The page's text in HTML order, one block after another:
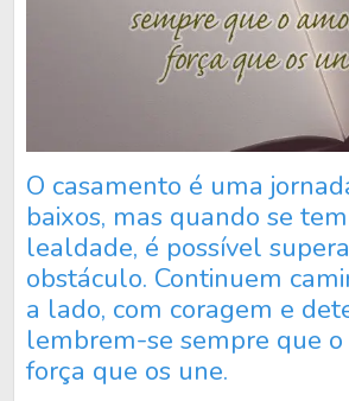
O casamento é uma
baixos, mas quando se
lealdade, é possível
obstáculo. Continuem
a lado, com coragem e
lembrem-se sempre que o
força que os une.